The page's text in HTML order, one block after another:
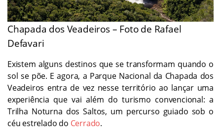
Chapada dos Veadeiros – Foto de Rafael
Defavari
Existem alguns destinos que se transformam quando o
sol se põe. E agora, a Parque Nacional da Chapada dos
Veadeiros entra de vez nesse território ao lançar uma
experiência que vai além do turismo convencional: a
Trilha Noturna dos Saltos, um percurso guiado sob o
céu estrelado do Cerrado.